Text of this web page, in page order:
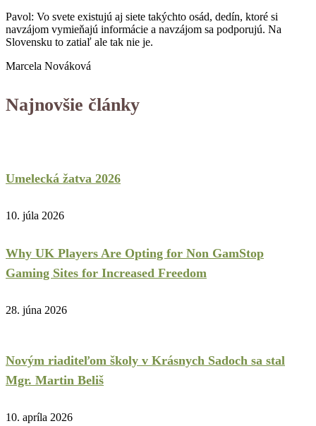
Pavol: Vo svete existujú aj siete takýchto osád, dedín, ktoré si
navzájom vymieňajú informácie a navzájom sa podporujú. Na
Slovensku to zatiaľ ale tak nie je.
Marcela Nováková
Najnovšie články
Umelecká žatva 2026
10. júla 2026
Why UK Players Are Opting for Non GamStop
Gaming Sites for Increased Freedom
28. júna 2026
Novým riaditeľom školy v Krásnych Sadoch sa stal
Mgr. Martin Beliš
10. apríla 2026